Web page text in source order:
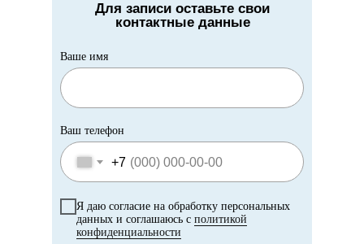
Для записи оставьте свои
контактные данные
Ваше имя
Ваш телефон
+7
Я даю согласие на обработку персональных
данных и соглашаюсь с политикой
конфиденциальности